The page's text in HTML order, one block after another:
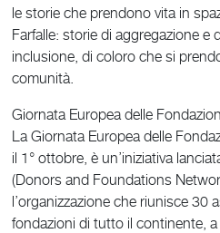
le storie che prendono vita in
Farfalle: storie di aggregazione e
inclusione, di coloro che si
comunità.
Giornata Europea delle
La Giornata Europea delle
il 1° ottobre, è un’iniziativa
(Donors and Foundations
l’organizzazione che riunisce 30
fondazioni di tutto il continente,